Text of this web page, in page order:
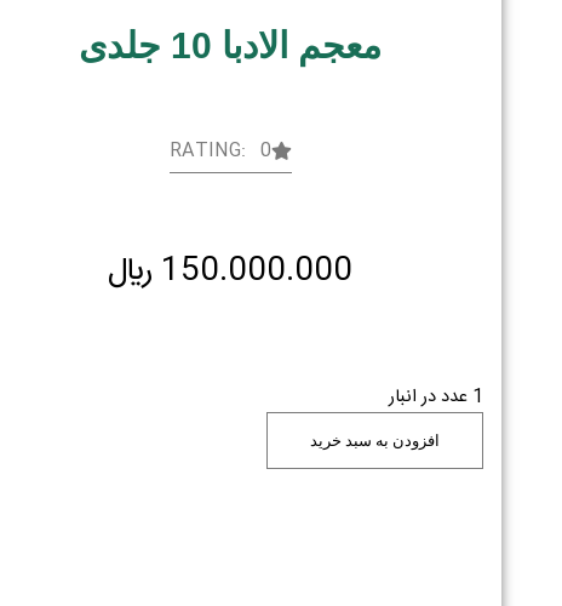
معجم الادبا 10 جلدی
RATING: 0
150.000.000 ﷼
1 عدد در انبار
افزودن به سبد خرید